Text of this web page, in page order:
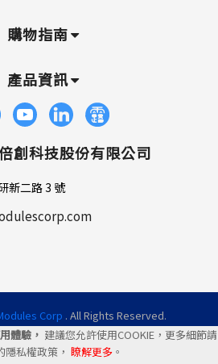
體驗， 建議您允許使用COOKIE，更多細節請
隱私權政策， 瞭解更多。
購物指南
產品資訊
創科技股份有限公司
新二路 3 號
Corp . All Rights Reserved.
| 統一編號: 45106035